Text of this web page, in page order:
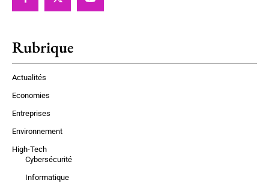
Rubrique
Actualités
Economies
Entreprises
Environnement
High-Tech
Cybersécurité
Informatique